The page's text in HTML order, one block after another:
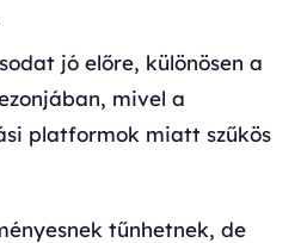
jó előre, különösen a
mivel a
platformok miatt szűkös
tűnhetnek, de